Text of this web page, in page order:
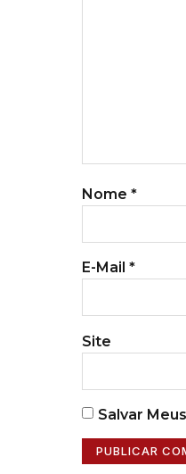
Nome *
E-Mail *
Site
Salvar